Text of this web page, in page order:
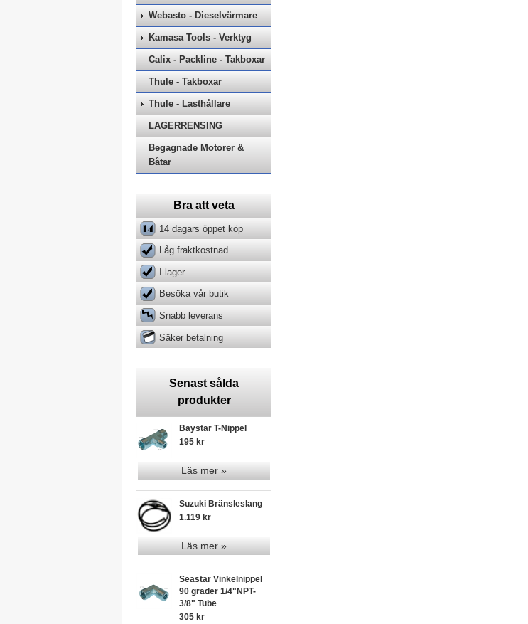
Webasto - Dieselvärmare
Kamasa Tools - Verktyg
Calix - Packline - Takboxar
Thule - Takboxar
Thule - Lasthållare
LAGERRENSING
Begagnade Motorer &
Båtar
Bra att veta
14 dagars öppet köp
Låg fraktkostnad
I lager
Besöka vår butik
Snabb leverans
Säker betalning
Senast sålda
produkter
Baystar T-Nippel
195 kr
Läs mer »
Suzuki Bränsleslang
1.119 kr
Läs mer »
Seastar Vinkelnippel
90 grader 1/4"NPT-
3/8" Tube
305 kr